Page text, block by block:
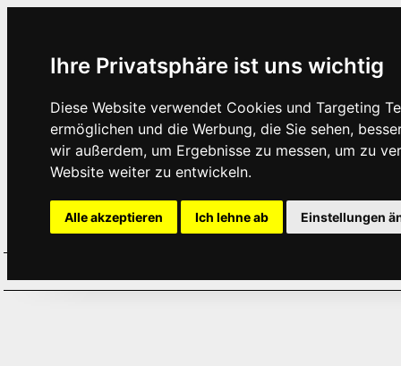
Ihre Privatsphäre ist uns wichtig
Diese Website verwendet Cookies und Targeting
ermöglichen und die Werbung, die Sie sehen,
wir außerdem, um Ergebnisse zu messen, um zu
Website weiter zu entwickeln.
Alle akzeptieren Ich lehne ab Einstellungen